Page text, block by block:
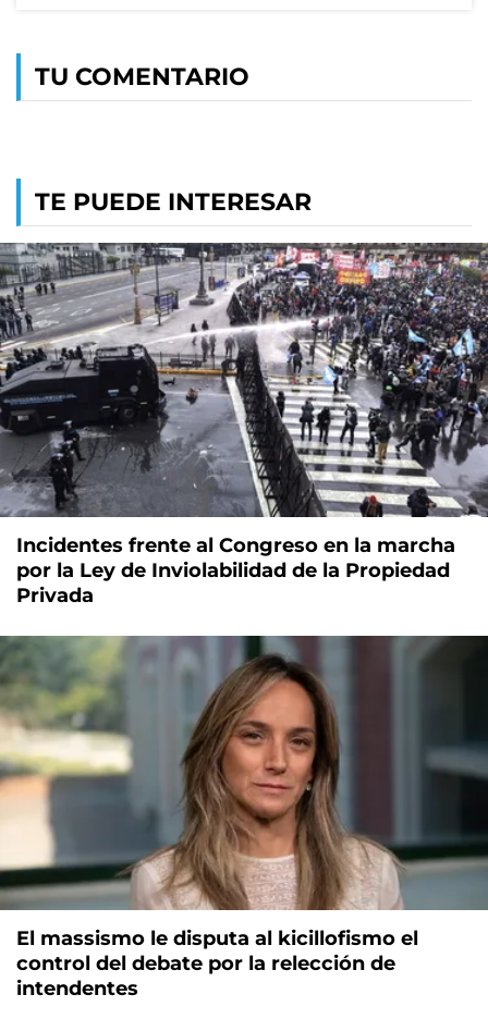
TU COMENTARIO
TE PUEDE INTERESAR
Incidentes frente al Congreso en la marcha
por la Ley de Inviolabilidad de la Propiedad
Privada
El massismo le disputa al kicillofismo el
control del debate por la relección de
intendentes